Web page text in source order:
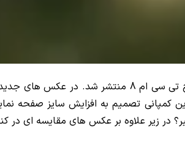
تصمیم به افزایش سایز صفحه